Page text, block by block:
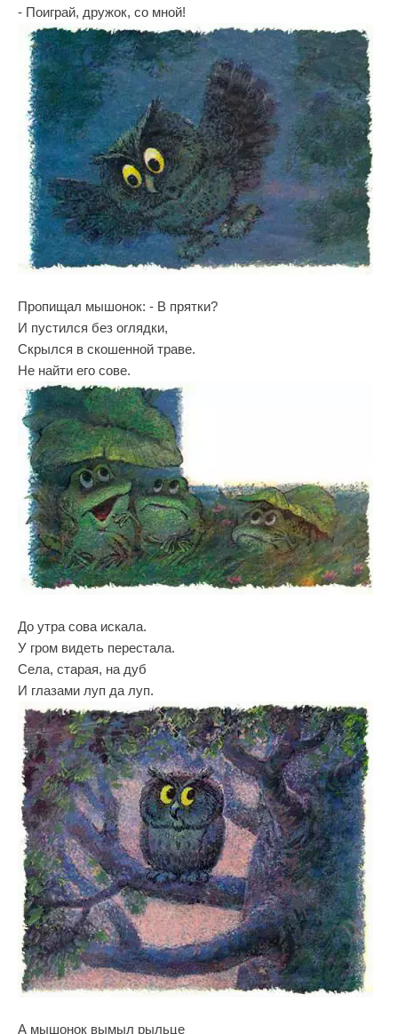
- Поиграй, дружок, со мной!
Пропищал мышонок: - В прятки?
И пустился без оглядки,
Скрылся в скошенной траве.
Не найти его сове.
До утра сова искала.
У гром видеть перестала.
Села, старая, на дуб
И глазами луп да луп.
А мышонок вымыл рыльце